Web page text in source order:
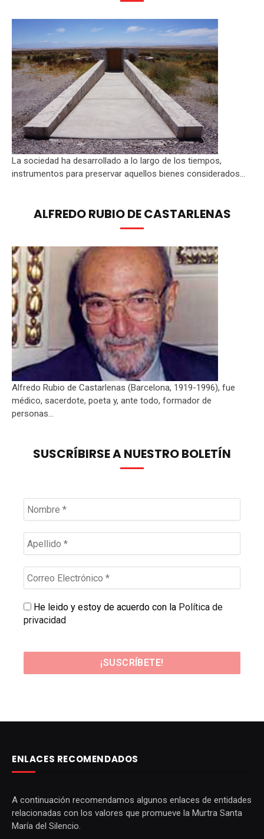
La sociedad ha desarrollado a lo largo de los tiempos,
instrumentos para preservar aquellos bienes considerados...
ALFREDO RUBIO DE CASTARLENAS
Alfredo Rubio de Castarlenas (Barcelona, 1919-1996), fue
médico, sacerdote, poeta y, ante todo, formador de
personas...
SUSCRÍBIRSE A NUESTRO BOLETÍN
He leido y estoy de acuerdo con la Política de
privacidad
ENLACES RECOMENDADOS
A continuación recomendamos algunos enlaces de entidades
relacionadas con los valores que promueve la Murtra Santa
María del Silencio.